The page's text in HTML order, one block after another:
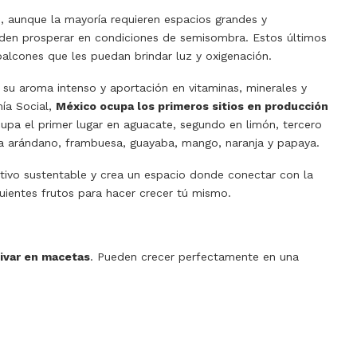
la mayoría requieren espacios grandes y
prosperar en condiciones de semisombra. Estos últimos
que les puedan brindar luz y oxigenación.
aroma intenso y aportación en vitaminas, minerales y
Social, México ocupa los primeros sitios en producción
el primer lugar en aguacate, segundo en limón, tercero
frambuesa, guayaba, mango, naranja y papaya.
sustentable y crea un espacio donde conectar con la
frutos para hacer crecer tú mismo.
en macetas. Pueden crecer perfectamente en una